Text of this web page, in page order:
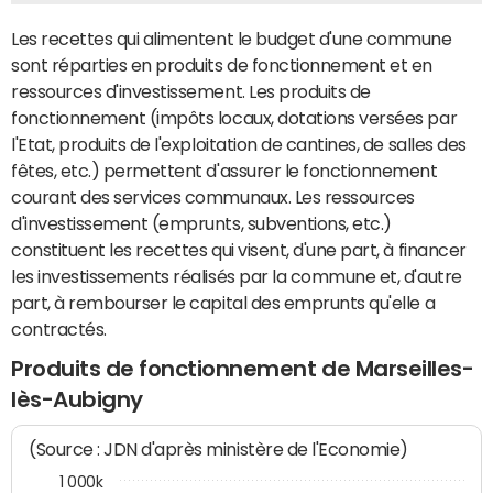
Les recettes qui alimentent le budget d'une commune
sont réparties en produits de fonctionnement et en
ressources d'investissement. Les produits de
fonctionnement (impôts locaux, dotations versées par
l'Etat, produits de l'exploitation de cantines, de salles des
fêtes, etc.) permettent d'assurer le fonctionnement
courant des services communaux. Les ressources
d'investissement (emprunts, subventions, etc.)
constituent les recettes qui visent, d'une part, à financer
les investissements réalisés par la commune et, d'autre
part, à rembourser le capital des emprunts qu'elle a
contractés.
Produits de fonctionnement de Marseilles-
lès-Aubigny
(Source : JDN d'après ministère de l'Economie)
1 000k